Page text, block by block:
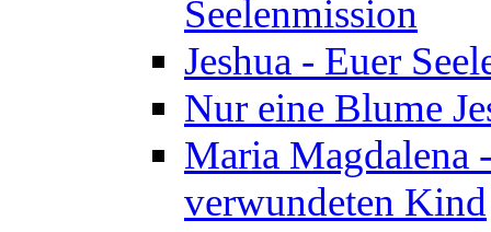
Seelenmission
Jeshua - Euer
Nur eine Blume
Maria Magdalena
verwundeten Kind